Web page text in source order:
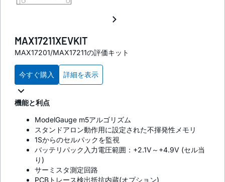
MAX17211XEVKIT
MAX17201/MAX17211の評価キット
今すぐ購入 詳細を表示
機能と利点
ModelGauge m5アルゴリズム
スタンドアロン動作用に設定された不揮発性メモリ
1Sからのセルパックを監視
バッテリパック入力電圧範囲：+2.1V～+4.9V (セル当
り)
サーミスタ測定回路
PCBトレース検出抵抗内蔵(オプション)